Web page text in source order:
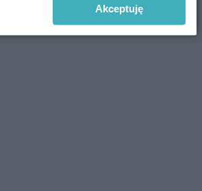
Akceptuję